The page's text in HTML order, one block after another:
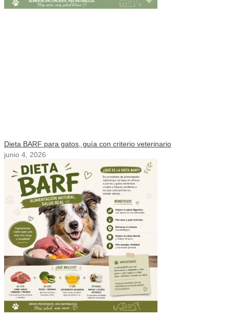
Dieta BARF para gatos, guía con criterio veterinario
junio 4, 2026